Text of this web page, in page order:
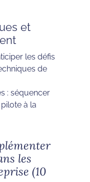
et
les défis
de
: séquencer
à la
les
(10